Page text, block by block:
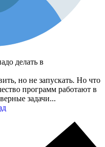
делать в
но не запускать. Но что
программ работают в
задачи...